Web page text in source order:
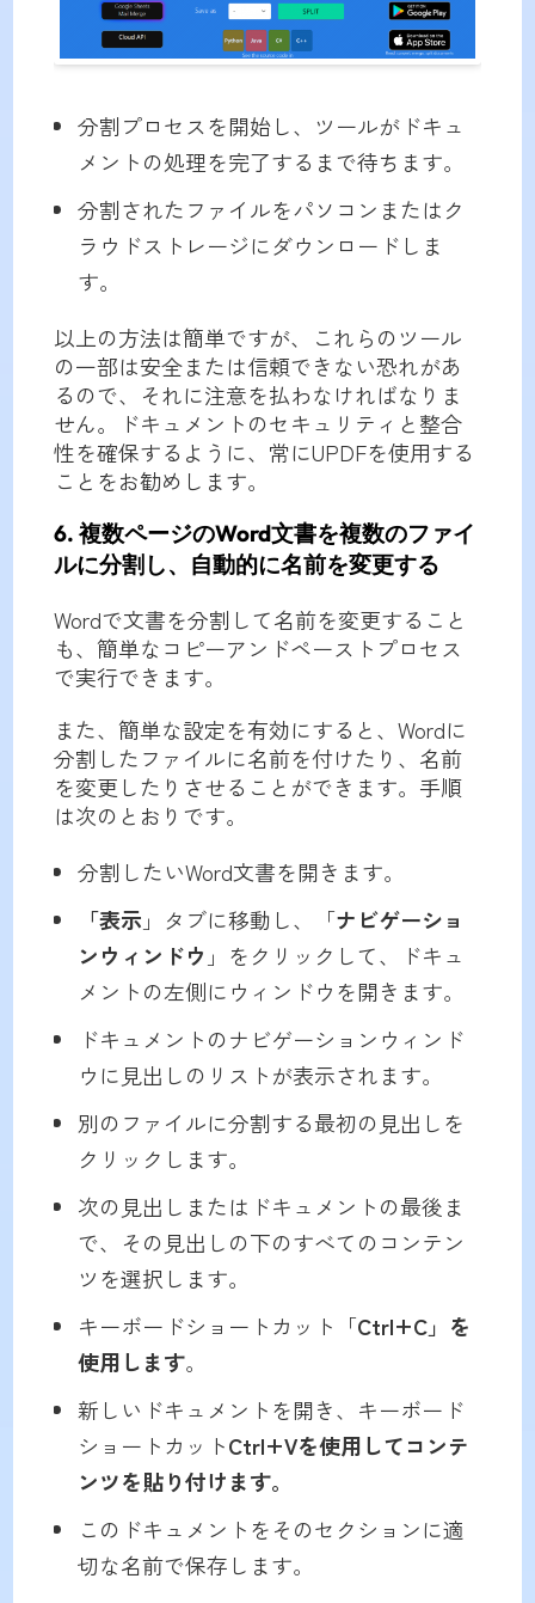
分割プロセスを開始し、ツールがドキュ
メントの処理を完了するまで待ちます。
分割されたファイルをパソコンまたはク
ラウドストレージにダウンロードしま
す。
以上の方法は簡単ですが、これらのツール
の一部は安全または信頼できない恐れがあ
るので、それに注意を払わなければなりま
せん。ドキュメントのセキュリティと整合
性を確保するように、常にUPDFを使用する
ことをお勧めします。
6. 複数ページのWord文書を複数のファイ
ルに分割し、自動的に名前を変更する
Wordで文書を分割して名前を変更すること
も、簡単なコピーアンドペーストプロセス
で実行できます。
また、簡単な設定を有効にすると、Wordに
分割したファイルに名前を付けたり、名前
を変更したりさせることができます。手順
は次のとおりです。
分割したいWord文書を開きます。
「表示 」タブに移動し、「ナビゲーショ
ンウィンドウ 」をクリックして、ドキュ
メントの左側にウィンドウを開きます。
ドキュメントのナビゲーションウィンド
ウに見出しのリストが表示されます。
別のファイルに分割する最初の見出しを
クリックします。
次の見出しまたはドキュメントの最後ま
で、その見出しの下のすべてのコンテン
ツを選択します。
キーボードショートカット「Ctrl+C」を
使用します。
新しいドキュメントを開き、キーボード
ショートカットCtrl+Vを使用してコンテ
ンツを貼り付けます。
このドキュメントをそのセクションに適
切な名前で保存します。